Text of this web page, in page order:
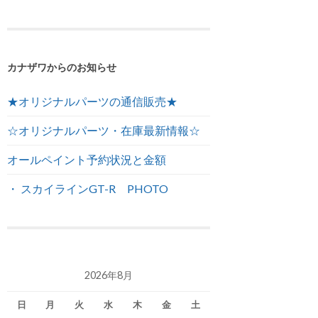
カナザワからのお知らせ
★オリジナルパーツの通信販売★
☆オリジナルパーツ・在庫最新情報☆
オールペイント予約状況と金額
・ スカイラインGT-R PHOTO
2026年8月
日 月 火 水 木 金 土